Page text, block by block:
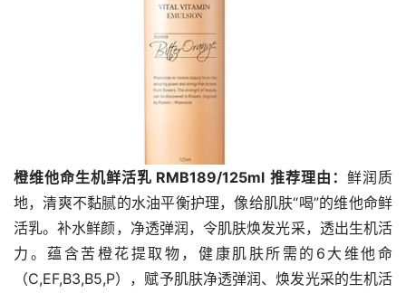
橙维他命生机鲜活乳 RMB189/125ml 推荐理由：鲜润质
地，清爽不黏腻的水油平衡护理，像给肌肤“喝”的维他命鲜
活乳。补水鲜颜，净透弹润，令肌肤焕发光采，透出生机活
力。蕴含苦橙花提取物，健康肌肤所需的6大维他命
（C,EF,B3,B5,P），赋予肌肤净透弹润、焕发光采的生机活